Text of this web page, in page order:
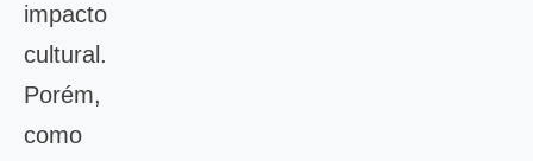
impacto
cultural.
Porém,
como